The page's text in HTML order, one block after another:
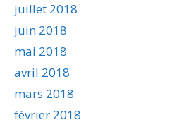
juillet 2018
juin 2018
mai 2018
avril 2018
mars 2018
février 2018